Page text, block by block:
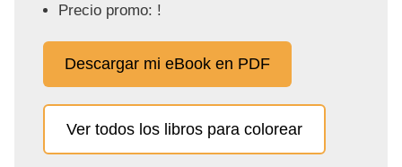
Precio promo: !
Descargar mi eBook en PDF
Ver todos los libros para colorear